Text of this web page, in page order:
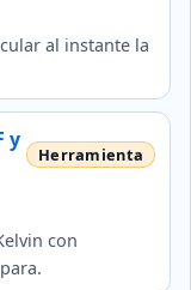
al instante la
y
con